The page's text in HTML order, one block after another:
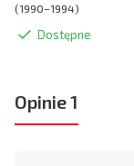
(1990–1994)
Dostępne
Opinie 1